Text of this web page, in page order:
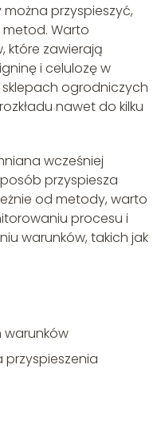
można przyspieszyć,
Warto
które zawierają
i celulozę w
ogrodniczych
nawet do kilku
wcześniej
przyspiesza
od metody, warto
procesu i
warunków, takich jak
warunków